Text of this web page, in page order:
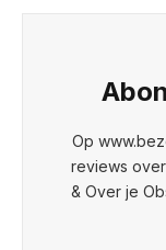
Op
reviews
& Over je